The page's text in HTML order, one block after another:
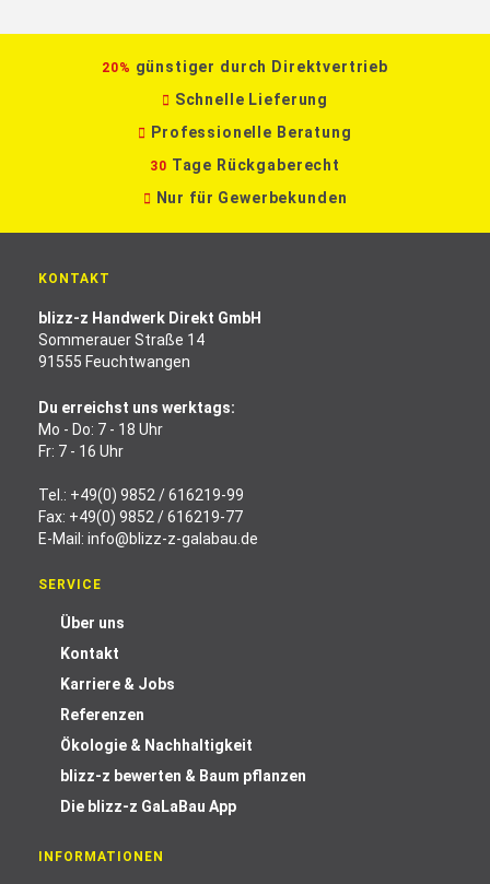
20% günstiger durch Direktvertrieb
Schnelle Lieferung
Professionelle Beratung
30 Tage Rückgaberecht
Nur für Gewerbekunden
KONTAKT
blizz-z Handwerk Direkt GmbH
Sommerauer Straße 14
91555 Feuchtwangen
Du erreichst uns werktags:
Mo - Do: 7 - 18 Uhr
Fr: 7 - 16 Uhr
Tel.: +49(0) 9852 / 616219-99
Fax: +49(0) 9852 / 616219-77
E-Mail: info@blizz-z-galabau.de
SERVICE
Über uns
Kontakt
Karriere & Jobs
Referenzen
Ökologie & Nachhaltigkeit
blizz-z bewerten & Baum pflanzen
Die blizz-z GaLaBau App
INFORMATIONEN